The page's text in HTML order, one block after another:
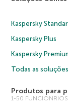
Kaspersky
Kaspersky Plus
Kaspersky
Todas as soluções
Produtos para
1-50 FUNCIONRIOS